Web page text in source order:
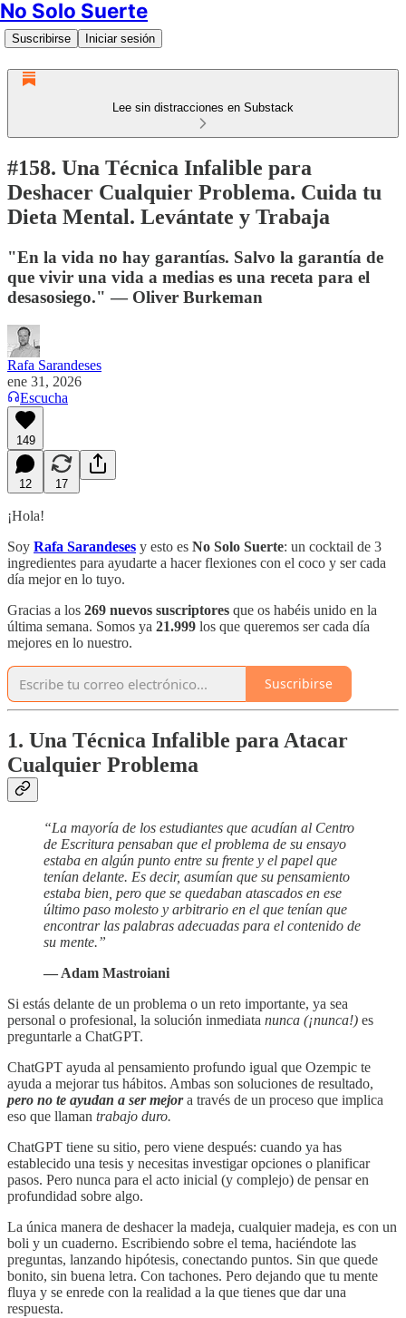
No Solo Suerte
Suscribirse Iniciar sesión
Lee sin distracciones en Substack
#158. Una Técnica Infalible para
Deshacer Cualquier Problema. Cuida tu
Dieta Mental. Levántate y Trabaja
"En la vida no hay garantías. Salvo la garantía de
que vivir una vida a medias es una receta para el
desasosiego." — Oliver Burkeman
Rafa Sarandeses
ene 31, 2026
Escucha
149
12 17
¡Hola!
Soy Rafa Sarandeses y esto es No Solo Suerte: un cocktail de 3
ingredientes para ayudarte a hacer flexiones con el coco y ser cada
día mejor en lo tuyo.
Gracias a los 269 nuevos suscriptores que os habéis unido en la
última semana. Somos ya 21.999 los que queremos ser cada día
mejores en lo nuestro.
Suscribirse
1. Una Técnica Infalible para Atacar
Cualquier Problema
“La mayoría de los estudiantes que acudían al Centro
de Escritura pensaban que el problema de su ensayo
estaba en algún punto entre su frente y el papel que
tenían delante. Es decir, asumían que su pensamiento
estaba bien, pero que se quedaban atascados en ese
último paso molesto y arbitrario en el que tenían que
encontrar las palabras adecuadas para el contenido de
su mente.”
— Adam Mastroiani
Si estás delante de un problema o un reto importante, ya sea
personal o profesional, la solución inmediata nunca (¡nunca!) es
preguntarle a ChatGPT.
ChatGPT ayuda al pensamiento profundo igual que Ozempic te
ayuda a mejorar tus hábitos. Ambas son soluciones de resultado,
pero no te ayudan a ser mejora través de un proceso que implica
eso que llaman trabajo duro.
ChatGPT tiene su sitio, pero viene después: cuando ya has
establecido una tesis y necesitas investigar opciones o planificar
pasos. Pero nunca para el acto inicial (y complejo) de pensar en
profundidad sobre algo.
La única manera de deshacer la madeja, cualquier madeja, es con un
boli y un cuaderno. Escribiendo sobre el tema, haciéndote las
preguntas, lanzando hipótesis, conectando puntos. Sin que quede
bonito, sin buena letra. Con tachones. Pero dejando que tu mente
fluya y se enrede con la realidad a la que tienes que dar una
respuesta.